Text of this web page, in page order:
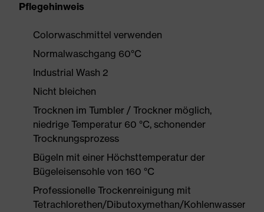
Pflegehinweis
Colorwaschmittel verwenden
Normalwaschgang 60°C
Industrial Wash 2
Nicht bleichen
Trocknen im Tumbler / Trockner möglich,
niedrige Temperatur 60 °C, schonender
Trocknungsprozess
Bügeln mit einer Höchsttemperatur der
Bügeleisensohle von 160 °C
Professionelle Trockenreinigung mit
Tetrachlorethen/Dibutoxymethan/